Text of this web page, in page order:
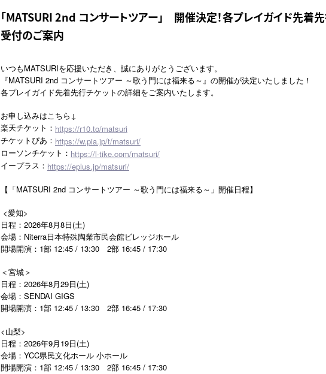
「MATSURI 2nd コンサートツアー」 開催決定！各プレイガイド先着
受付のご案内
いつもMATSURIを応援いただき、誠にありがとうございます。
『MATSURI 2nd コンサートツアー ～歌う門には福来る～』の開催が決定いたしました！
各プレイガイド先着先行チケットの詳細をご案内いたします。
お申し込みはこちら↓
楽天チケット： https://r10.to/matsuri
チケットぴあ： https://w.pia.jp/t/matsuri/
ローソンチケット： https://l-tike.com/matsuri/
イープラス： https://eplus.jp/matsuri/
【「MATSURI 2nd コンサートツアー ～歌う門には福来る～」開催日程】
<愛知>
日程：2026年8月8日(土)
会場：Niterra日本特殊陶業市民会館ビレッジホール
開場開演：1部 12:45 / 13:30 2部 16:45 / 17:30
＜宮城＞
日程：2026年8月29日(土)
会場：SENDAI GIGS
開場開演：1部 12:45 / 13:30 2部 16:45 / 17:30
<山梨>
日程：2026年9月19日(土)
会場：YCC県民文化ホール 小ホール
開場開演：1部 12:45 / 13:30 2部 16:45 / 17:30